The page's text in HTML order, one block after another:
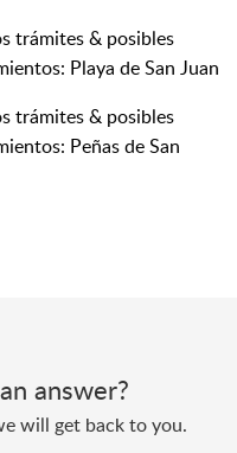
trámites & posibles
Playa de San Juan
trámites & posibles
Peñas de San
answer?
will get back to you.